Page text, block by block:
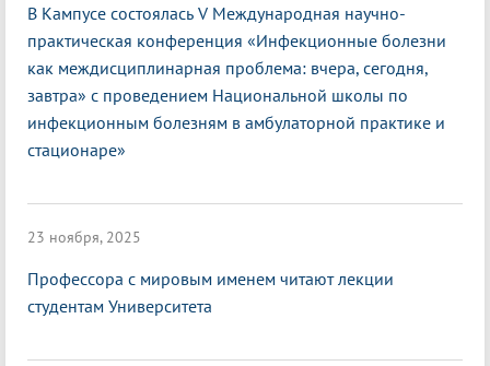
В Кампусе состоялась V Международная научно-
практическая конференция «Инфекционные болезни
как междисциплинарная проблема: вчера, сегодня,
завтра» с проведением Национальной школы по
инфекционным болезням в амбулаторной практике и
стационаре»
23 ноября, 2025
Профессора с мировым именем читают лекции
студентам Университета